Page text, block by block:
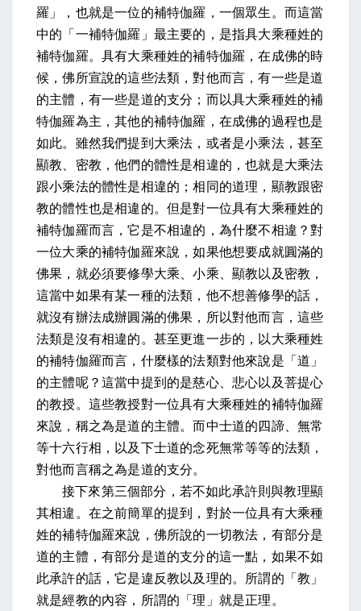
羅」，也就是一位的補特伽羅，一個眾生。而這當
中的「一補特伽羅」最主要的，是指具大乘種姓的
補特伽羅。具有大乘種姓的補特伽羅，在成佛的時
候，佛所宣說的這些法類，對他而言，有一些是道
的主體，有一些是道的支分；而以具大乘種姓的補
特伽羅為主，其他的補特伽羅，在成佛的過程也是
如此。雖然我們提到大乘法，或者是小乘法，甚至
顯教、密教，他們的體性是相違的，也就是大乘法
跟小乘法的體性是相違的；相同的道理，顯教跟密
教的體性也是相違的。但是對一位具有大乘種姓的
補特伽羅而言，它是不相違的，為什麼不相違？對
一位大乘的補特伽羅來說，如果他想要成就圓滿的
佛果，就必須要修學大乘、小乘、顯教以及密教，
這當中如果有某一種的法類，他不想善修學的話，
就沒有辦法成辦圓滿的佛果，所以對他而言，這些
法類是沒有相違的。甚至更進一步的，以大乘種姓
的補特伽羅而言，什麼樣的法類對他來說是「道」
的主體呢？這當中提到的是慈心、悲心以及菩提心
的教授。這些教授對一位具有大乘種姓的補特伽羅
來說，稱之為是道的主體。而中士道的四諦、無常
等十六行相，以及下士道的念死無常等等的法類，
對他而言稱之為是道的支分。
接下來第三個部分，若不如此承許則與教理顯
其相違。在之前簡單的提到，對於一位具有大乘種
姓的補特伽羅來說，佛所說的一切教法，有部分是
道的主體，有部分是道的支分的這一點，如果不如
此承許的話，它是違反教以及理的。所謂的「教」
就是經教的內容，所謂的「理」就是正理。